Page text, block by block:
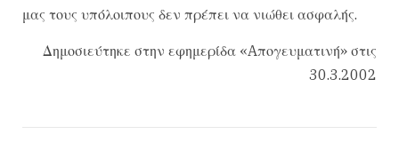
μας τους υπόλοιπους δεν πρέπει να νιώθει ασφαλής.
Δημοσιεύτηκε στην εφημερίδα «Aπογευματινή» στις
30.3.2002